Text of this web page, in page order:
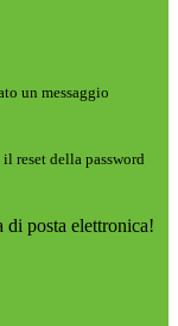
un messaggio
reset della password
di posta elettronica!